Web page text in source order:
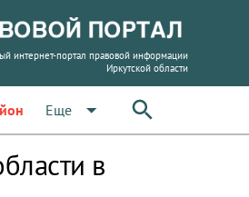
интернет-портал правовой информации
Иркутской области
Еще arrow_drop_down
в